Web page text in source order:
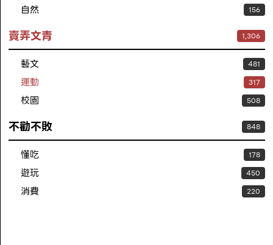
自然 156
賣弄文青 1,306
藝文 481
運動 317
校園 508
不勸不敗 848
懂吃 178
遊玩 450
消費 220